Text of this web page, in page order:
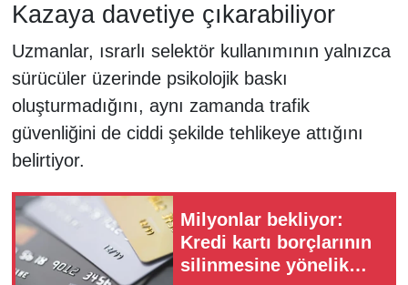
Kazaya davetiye çıkarabiliyor
Uzmanlar, ısrarlı selektör kullanımının yalnızca
sürücüler üzerinde psikolojik baskı
oluşturmadığını, aynı zamanda trafik
güvenliğini de ciddi şekilde tehlikeye attığını
belirtiyor.
Milyonlar bekliyor:
Kredi kartı borçlarının
silinmesine yönelik